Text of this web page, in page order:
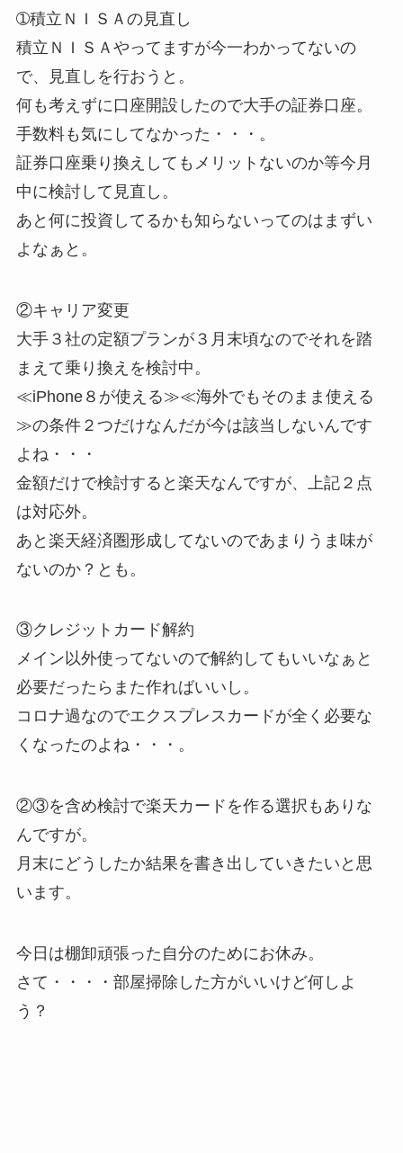
➀積立ＮＩＳＡの見直し
積立ＮＩＳＡやってますが今一わかってないの
で、見直しを行おうと。
何も考えずに口座開設したので大手の証券口座。
手数料も気にしてなかった・・・。
証券口座乗り換えしてもメリットないのか等今月
中に検討して見直し。
あと何に投資してるかも知らないってのはまずい
よなぁと。
②キャリア変更
大手３社の定額プランが３月末頃なのでそれを踏
まえて乗り換えを検討中。
≪iPhone８が使える≫≪海外でもそのまま使える
≫の条件２つだけなんだが今は該当しないんです
よね・・・
金額だけで検討すると楽天なんですが、上記２点
は対応外。
あと楽天経済圏形成してないのであまりうま味が
ないのか？とも。
③クレジットカード解約
メイン以外使ってないので解約してもいいなぁと
必要だったらまた作ればいいし。
コロナ過なのでエクスプレスカードが全く必要な
くなったのよね・・・。
②③を含め検討で楽天カードを作る選択もありな
んですが。
月末にどうしたか結果を書き出していきたいと思
います。
今日は棚卸頑張った自分のためにお休み。
さて・・・・部屋掃除した方がいいけど何しよ
う？